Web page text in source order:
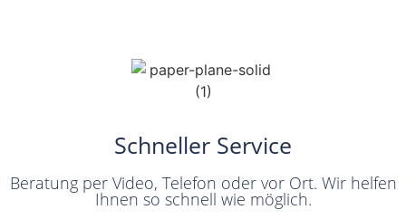
Schneller Service
Beratung per Video, Telefon oder vor Ort. Wir helfen
Ihnen so schnell wie möglich.